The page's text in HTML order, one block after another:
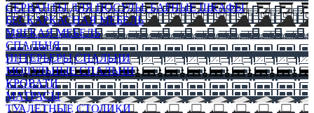
СЕРВАНТЫ ДЛЯ ПОСУДЫ, БАРНЫЕ ШКАФЫ
БЕСКАРКАСНАЯ МЕБЕЛЬ
МЯГКАЯ МЕБЕЛЬ
СПАЛЬНЯ
ИНТЕРЬЕРЫ СПАЛЬНИ
МОДУЛЬНЫЕ СПАЛЬНИ
КРОВАТИ
МАТРАСЫ
ТУАЛЕТНЫЕ СТОЛИКИ